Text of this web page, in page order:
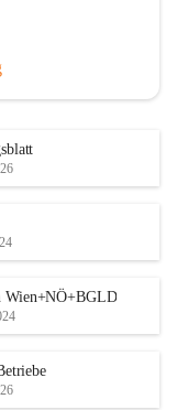
Wien+NÖ+BGLD